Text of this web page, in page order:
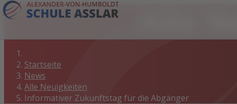
Startseite
News
Alle Neuigkeiten
Informativer Zukunftstag für die Abgänger